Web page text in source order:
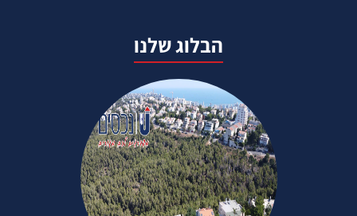
הבלוג שלנו